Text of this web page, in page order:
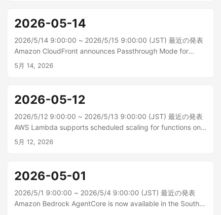
2026-05-14
2026/5/14 9:00:00 ~ 2026/5/15 9:00:00 (JST) 最近の発表
Amazon CloudFront announces Passthrough Mode for
mutual TLS (Viewer) Amazon CloudFront は、ビューワーの
5月 14, 2026
2026-05-12
2026/5/12 9:00:00 ~ 2026/5/13 9:00:00 (JST) 最近の発表
AWS Lambda supports scheduled scaling for functions on
Lambda Managed Instances AWS Lambda は、Amazon
5月 12, 2026
2026-05-01
2026/5/1 9:00:00 ~ 2026/5/4 9:00:00 (JST) 最近の発表
Amazon Bedrock AgentCore is now available in the South